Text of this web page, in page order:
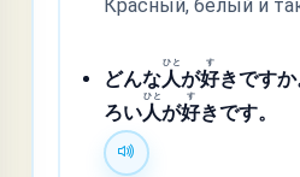
Красный, белый и
どんな人
ひと
が好
す
きです
ろい人
ひと
が好
す
きです。